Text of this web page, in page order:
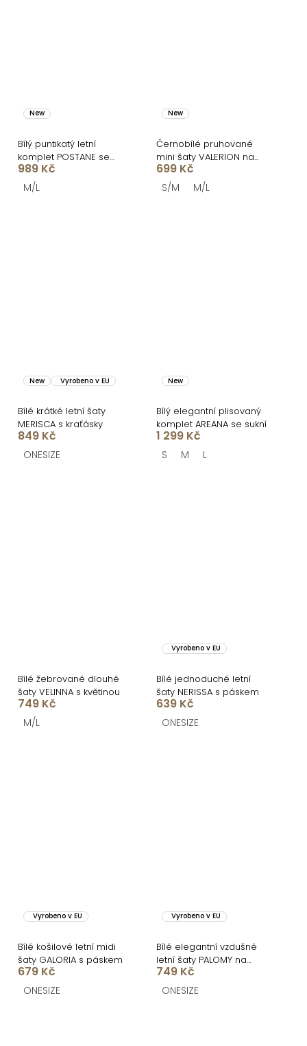
New
Bílý puntikatý letní
komplet POSTANE se
sukní
989 Kč
M/L
New
Černobílé pruhované
mini šaty VALERION na
ramínka
699 Kč
S/M M/L
New Vyrobeno v EU
Bílé krátké letní šaty
MERISCA s kraťásky
849 Kč
ONESIZE
New
Bílý elegantní plisovaný
komplet AREANA se sukní
1 299 Kč
S M L
Bílé žebrované dlouhé
šaty VELINNA s květinou
749 Kč
M/L
Vyrobeno v EU
Bílé jednoduché letní
šaty NERISSA s páskem
639 Kč
ONESIZE
Vyrobeno v EU
Bílé košilové letní midi
šaty GALORIA s páskem
679 Kč
ONESIZE
Vyrobeno v EU
Bílé elegantní vzdušné
letní šaty PALOMY na
ramínkách
749 Kč
ONESIZE